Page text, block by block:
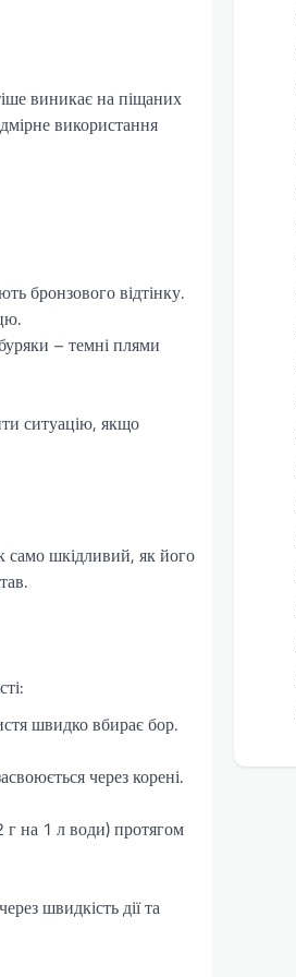
виникає на піщаних
використання
бронзового відтінку.
– темні плями
ситуацію, якщо
само шкідливий, як його
швидко вбирає бор.
через корені.
г на 1 л води) протягом
швидкість дії та